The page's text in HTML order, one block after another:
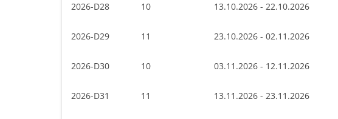
2026-D28 10 13.10.2026 - 22.10.2026
2026-D29 11 23.10.2026 - 02.11.2026
2026-D30 10 03.11.2026 - 12.11.2026
2026-D31 11 13.11.2026 - 23.11.2026